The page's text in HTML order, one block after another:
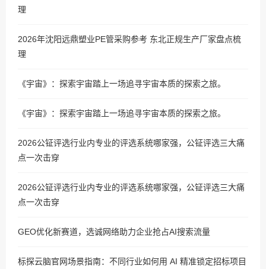
理
2026年沈阳远鼎塑业PE管采购参考 东北正规生产厂家盘点梳
理
《宇宙》：探索宇宙踏上一场追寻宇宙本质的探索之旅。
《宇宙》：探索宇宙踏上一场追寻宇宙本质的探索之旅。
2026公钲评选行业内专业的评选系统哪家强，公钲评选三大痛
点一次击穿
2026公钲评选行业内专业的评选系统哪家强，公钲评选三大痛
点一次击穿
GEO优化新赛道，选诚网络助力企业抢占AI搜索流量
标探云脑官网场景指南：不同行业如何用 AI 精准锁定招标项目